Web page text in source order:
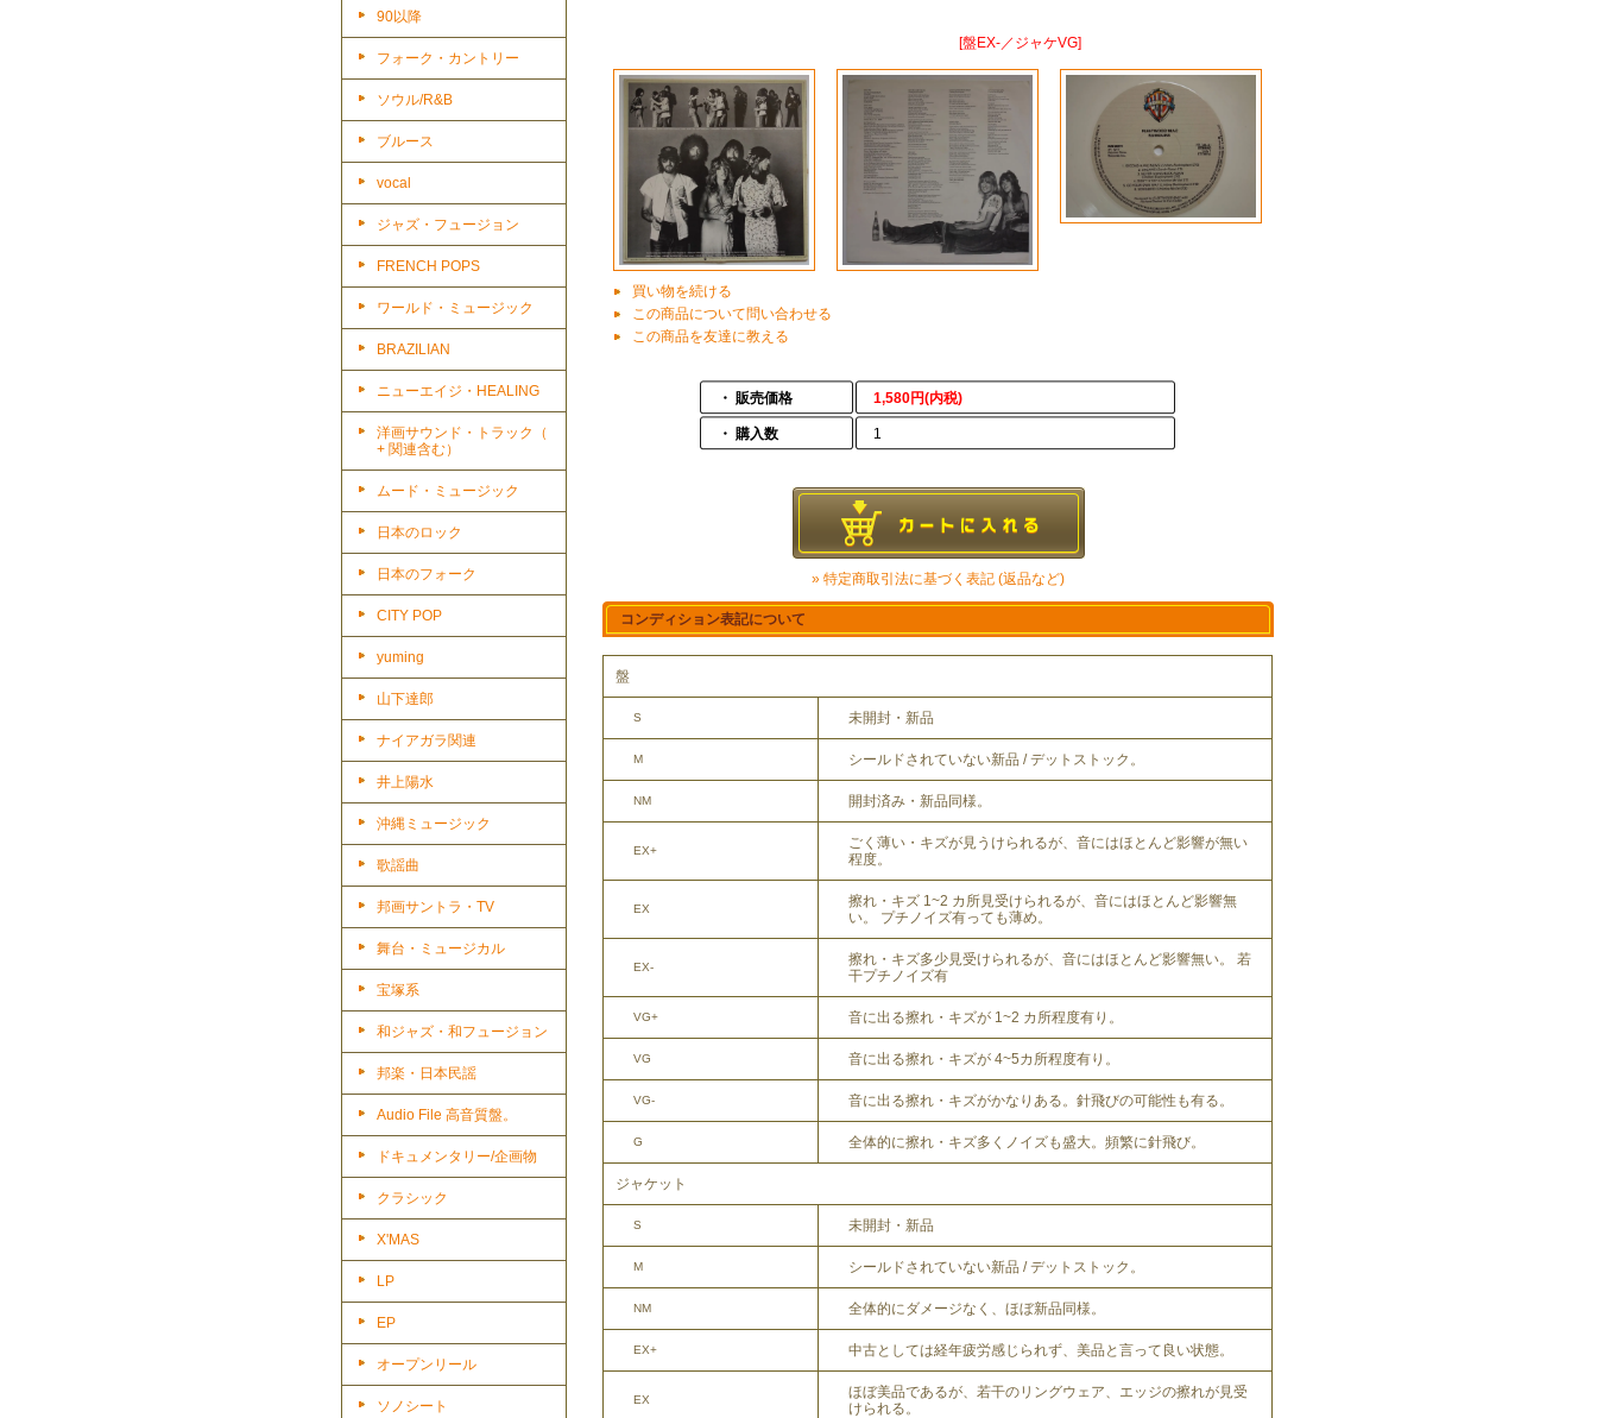
90以降
フォーク・カントリー
ソウル/R&B
ブルース
vocal
ジャズ・フュージョン
FRENCH POPS
ワールド・ミュージック
BRAZILIAN
ニューエイジ・HEALING
洋画サウンド・トラック（
+ 関連含む）
ムード・ミュージック
日本のロック
日本のフォーク
CITY POP
yuming
山下達郎
ナイアガラ関連
井上陽水
沖縄ミュージック
歌謡曲
邦画サントラ・TV
舞台・ミュージカル
宝塚系
和ジャズ・和フュージョン
邦楽・日本民謡
Audio File 高音質盤。
ドキュメンタリー/企画物
クラシック
X'MAS
LP
EP
オープンリール
ソノシート
[盤EX-／ジャケVG]
買い物を続ける
この商品について問い合わせる
この商品を友達に教える
・ 販売価格 1,580円(内税)
・ 購入数 1
» 特定商取引法に基づく表記 (返品など)
コンディション表記について
盤
S 未開封・新品
M シールドされていない新品 / デットストック。
NM 開封済み・新品同様。
EX+
ごく薄い・キズが見うけられるが、音にはほとんど影響が無い
程度。
EX
擦れ・キズ 1~2 カ所見受けられるが、音にはほとんど影響無
い。 プチノイズ有っても薄め。
EX-
擦れ・キズ多少見受けられるが、音にはほとんど影響無い。 若
干プチノイズ有
VG+ 音に出る擦れ・キズが 1~2 カ所程度有り。
VG 音に出る擦れ・キズが 4~5カ所程度有り。
VG- 音に出る擦れ・キズがかなりある。針飛びの可能性も有る。
G 全体的に擦れ・キズ多くノイズも盛大。頻繁に針飛び。
ジャケット
S 未開封・新品
M シールドされていない新品 / デットストック。
NM 全体的にダメージなく、ほぼ新品同様。
EX+ 中古としては経年疲労感じられず、美品と言って良い状態。
EX
ほぼ美品であるが、若干のリングウェア、エッジの擦れが見受
けられる。